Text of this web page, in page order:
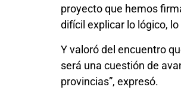
proyecto que hemos
difícil explicar lo lógico,
Y valoró del encuentro
será una cuestión de
provincias”, expresó.